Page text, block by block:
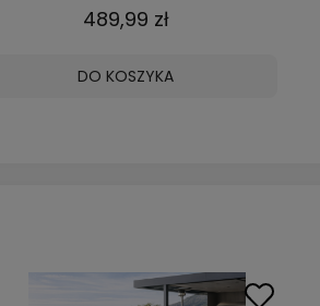
489,99 zł
DO KOSZYKA